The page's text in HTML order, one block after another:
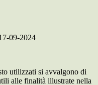
09-2024
utilizzati si avvalgono di
alle finalità illustrate nella